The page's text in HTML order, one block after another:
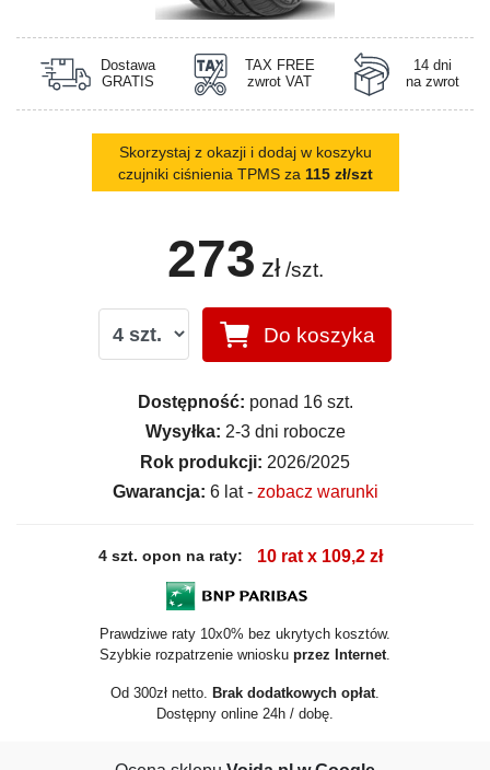
Dostawa
GRATIS
TAX FREE
zwrot VAT
14 dni
na zwrot
Skorzystaj z okazji i dodaj w koszyku
czujniki ciśnienia TPMS za 115 zł/szt
273 zł /szt.
Do koszyka
Dostępność: ponad 16 szt.
Wysyłka: 2-3 dni robocze
Rok produkcji: 2026/2025
Gwarancja: 6 lat - zobacz warunki
4 szt. opon na raty: 10 rat x 109,2 zł
Prawdziwe raty 10x0% bez ukrytych kosztów.
Szybkie rozpatrzenie wniosku przez Internet
Od 300zł netto. Brak dodatkowych opłat
Dostępny online 24h / dobę.